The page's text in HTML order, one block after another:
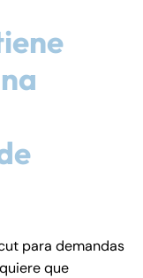
para demandas
que